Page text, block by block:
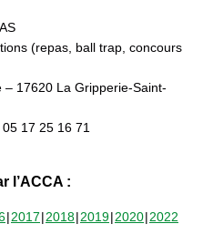
(repas, ball trap, concours
– 17620 La Gripperie-Saint-
17 25 16 71
l’ACCA :
2017 2018 2019 2020 2022